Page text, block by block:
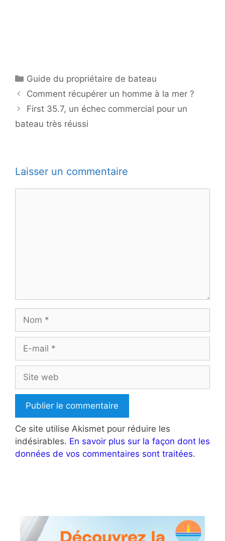
Catégories
Guide du propriétaire de bateau
Comment récupérer un homme à la mer ?
First 35.7, un échec commercial pour un
bateau très réussi
Laisser un commentaire
mail
web
Ce site utilise Akismet pour réduire les
indésirables. En savoir plus sur la façon dont les
données de vos commentaires sont traitées.